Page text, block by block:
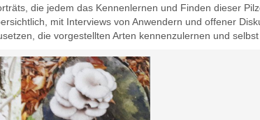
die jedem das Kennenlernen und Finden dieser
mit Interviews von Anwendern und offener
die vorgestellten Arten kennenzulernen und